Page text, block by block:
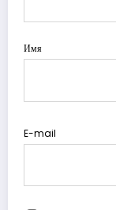
Имя
E-mail